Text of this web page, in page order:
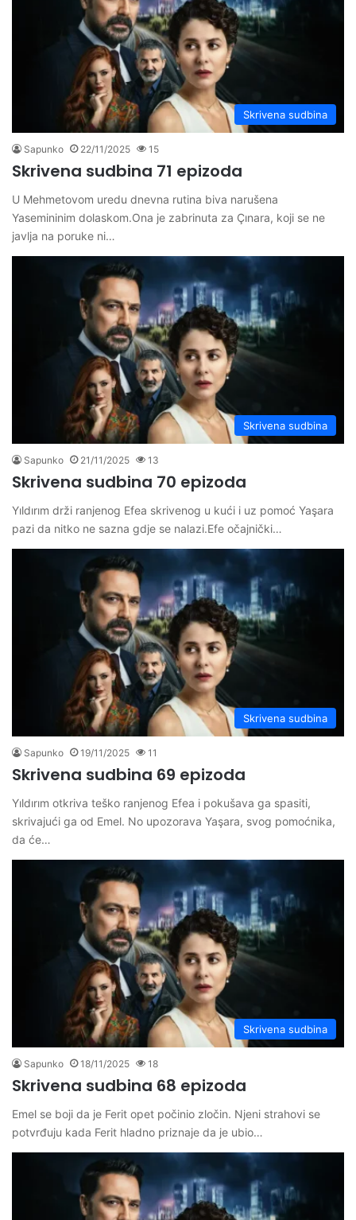
Skrivena sudbina
Sapunko 22/11/2025 15
Skrivena sudbina 71 epizoda
U Mehmetovom uredu dnevna rutina biva narušena
Yasemininim dolaskom.Ona je zabrinuta za Çınara, koji se ne
javlja na poruke ni…
Skrivena sudbina
Sapunko 21/11/2025 13
Skrivena sudbina 70 epizoda
Yıldırım drži ranjenog Efea skrivenog u kući i uz pomoć Yaşara
pazi da nitko ne sazna gdje se nalazi.Efe očajnički…
Skrivena sudbina
Sapunko 19/11/2025 11
Skrivena sudbina 69 epizoda
Yıldırım otkriva teško ranjenog Efea i pokušava ga spasiti,
skrivajući ga od Emel. No upozorava Yaşara, svog pomoćnika,
da će…
Skrivena sudbina
Sapunko 18/11/2025 18
Skrivena sudbina 68 epizoda
Emel se boji da je Ferit opet počinio zločin. Njeni strahovi se
potvrđuju kada Ferit hladno priznaje da je ubio…